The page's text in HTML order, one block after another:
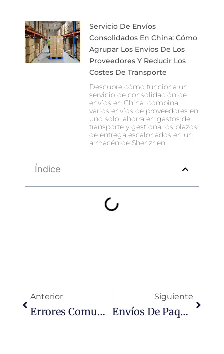
Servicio De Envíos
Consolidados En China: Cómo
Agrupar Los Envíos De Los
Proveedores Y Reducir Los
Costes De Transporte
Descubre cómo funciona un
servicio de consolidación de
envíos en China: combina
varios envíos de proveedores en
uno solo, ahorra en gastos de
transporte y gestiona los plazos
de entrega escalonados en un
almacén de Shenzhen.
Índice
Anterior
Errores Comunes En Amazon FBA First-Leg Shipping (2025) | Huixin China 3PL
Siguiente
Envíos De Paquetes Pequeños Desde China: Guía Completa Del Comprador